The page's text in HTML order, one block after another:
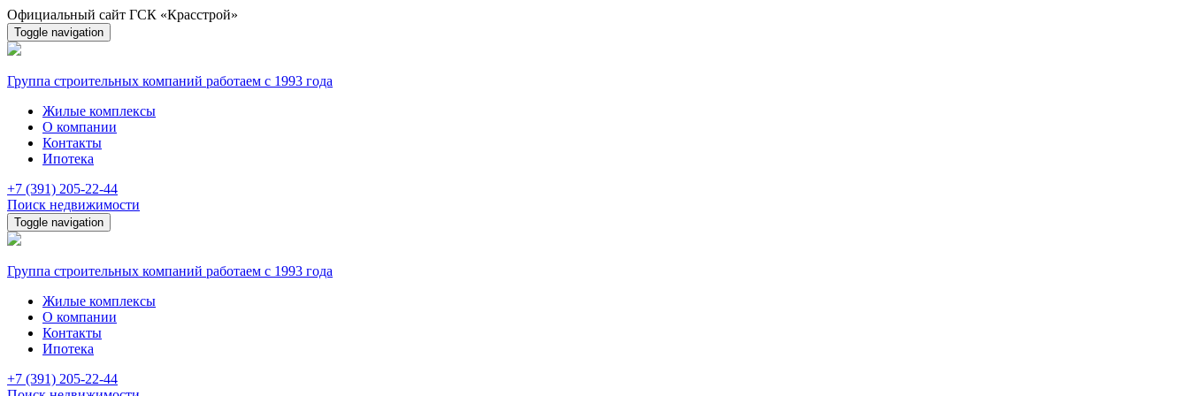
Официальный сайт ГСК «Красстрой»
Toggle navigation
Группа строительных компаний работаем с 1993 года
Жилые комплексы
О компании
Контакты
Ипотека
+7 (391) 205-22-44
Поиск недвижимости
Toggle navigation
Группа строительных компаний работаем с 1993 года
Жилые комплексы
О компании
Контакты
Ипотека
+7 (391) 205-22-44